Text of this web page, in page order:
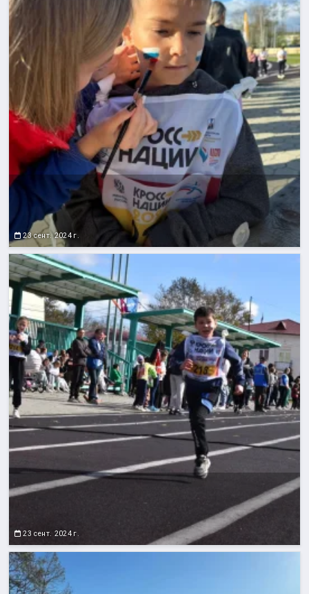
23 сент. 2024 г.
23 сент. 2024 г.